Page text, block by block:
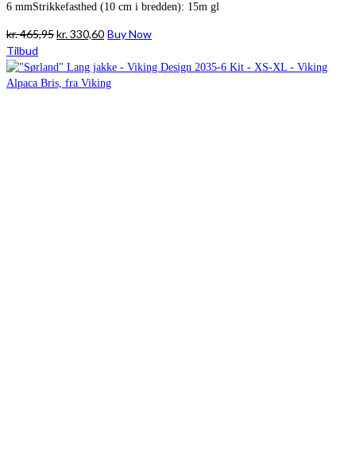
6 mmStrikkefasthed (10 cm i bredden): 15m gl
kr.465,95Den
pris
var:
kr.330,60Den
pris
er:
Buy Now
Tilbud